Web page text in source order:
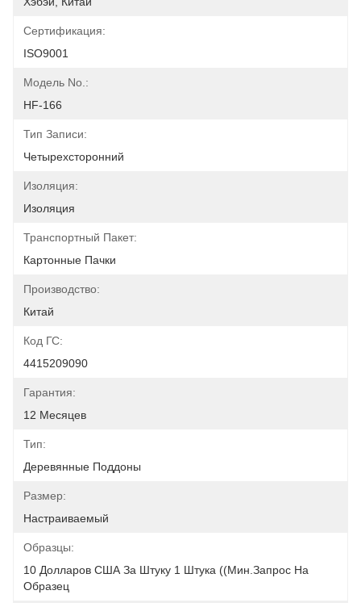
Сертификация:
ISO9001
Модель No.:
HF-166
Тип Записи:
Четырехсторонний
Изоляция:
Изоляция
Транспортный Пакет:
Картонные Пачки
Производство:
Китай
Код ГС:
4415209090
Гарантия:
12 Месяцев
Тип:
Деревянные Поддоны
Размер:
Настраиваемый
Образцы:
10 Долларов США За Штуку 1 Штука ((мин.Запрос На
Образец